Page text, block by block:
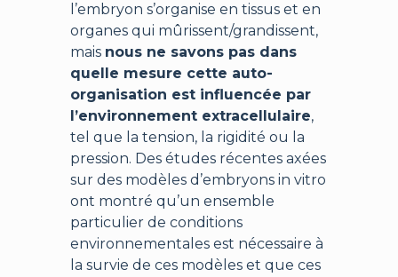
l’embryon s’organise en tissus et en
organes qui mûrissent/grandissent,
mais nous ne savons pas dans
quelle mesure cette auto-
organisation est influencée par
l’environnement extracellulaire,
tel que la tension, la rigidité ou la
pression. Des études récentes axées
sur des modèles d’embryons in vitro
ont montré qu’un ensemble
particulier de conditions
environnementales est nécessaire à
la survie de ces modèles et que ces